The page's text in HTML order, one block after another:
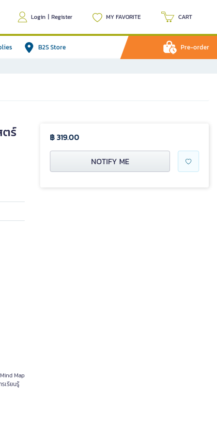
Login | Register MY FAVORITE CART
B2S Store Pre-order
ตร์
Map
เรียนรู้
฿ 319.00
NOTIFY ME